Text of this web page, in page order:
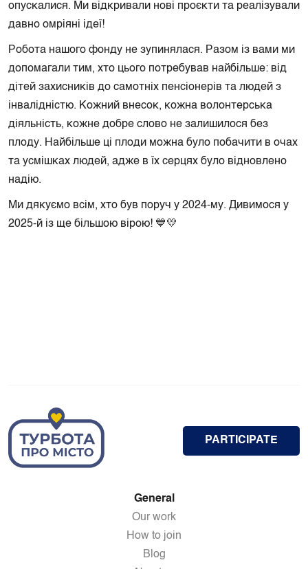
опускалися. Ми відкривали нові проєкти та реалізували
давно омріяні ідеї!
Робота нашого фонду не зупинялася. Разом із вами ми
допомагали тим, хто цього потребував найбільше: від
дітей захисників до самотніх пенсіонерів та людей з
інвалідністю. Кожний внесок, кожна волонтерська
діяльність, кожне добре слово не залишилося без
плоду. Найбільше ці плоди можна було побачити в очах
та усмішках людей, адже в їх серцях було відновлено
надію.
Ми дякуємо всім, хто був поруч у 2024-му. Дивимося у
2025-й із ще більшою вірою! 💙💛
PARTICIPATE
General
Our work
How to join
Blog